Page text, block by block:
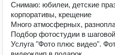
Снимаю: юбилеи, детские
корпоративы, крещение
Много атмосферных,
Подбор фотостудии в
Услуга "Фото плюс видео".